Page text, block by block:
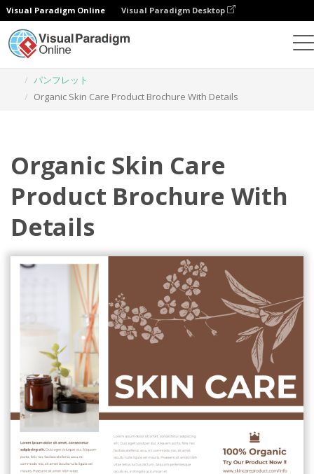
Visual Paradigm Online Visual Paradigm Desktop
パンフレット
Organic Skin Care Product Brochure With Details
Organic Skin Care
Product Brochure With
Details